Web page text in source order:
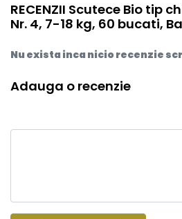
RECENZII Scutece Bio tip
Nr. 4, 7-18 kg, 60 bucati,
Nu exista inca nicio recenzie
Adauga o recenzie